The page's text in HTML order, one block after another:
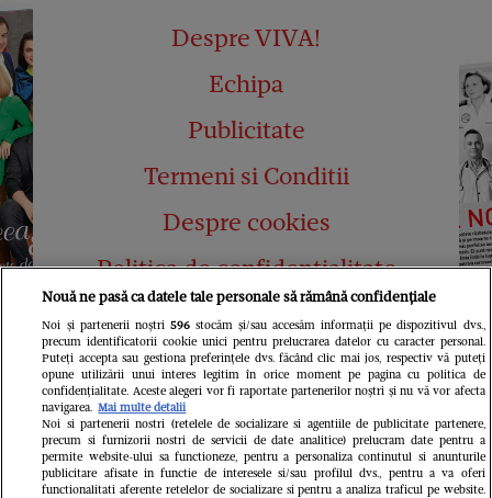
Despre VIVA!
Echipa
Publicitate
Termeni si Conditii
Despre cookies
Politica de confidențialitate
Abonamente
Contact
Nouă ne pasă ca datele tale personale să rămână confidențiale
Noi și partenerii noștri 596stocăm și/sau accesăm informații pe dispozitivul dvs.,
precum identificatorii cookie unici pentru prelucrarea datelor cu caracter personal.
Puteți accepta sau gestiona preferințele dvs. făcând clic mai jos, respectiv vă puteți
opune utilizării unui interes legitim în orice moment pe pagina cu politica de
confidențialitate. Aceste alegeri vor fi raportate partenerilor noștri și nu vă vor afecta
navigarea. Mai multe detalii
Noi si partenerii nostri (retelele de socializare si agentiile de publicitate partenere,
precum si furnizorii nostri de servicii de date analitice) prelucram date pentru a
permite website-ului sa functioneze, pentru a personaliza continutul si anunturile
publicitare afisate in functie de interesele si/sau profilul dvs., pentru a va oferi
functionalitati aferente retelelor de socializare si pentru a analiza traficul pe website.